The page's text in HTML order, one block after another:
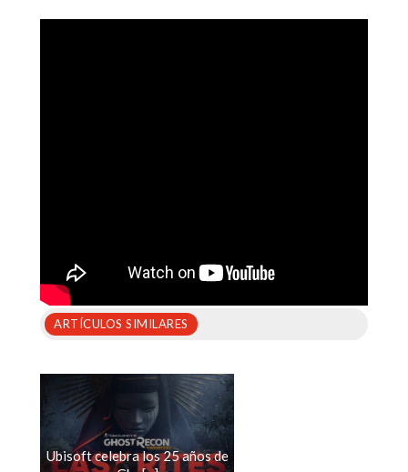
ARTÍCULOS SIMILARES
Ubisoft celebra los 25 años de